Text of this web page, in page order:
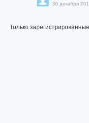
30 декабря
Только